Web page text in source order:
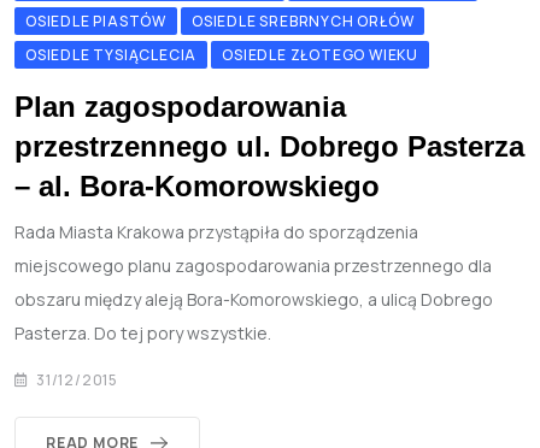
OSIEDLE PIASTÓW
OSIEDLE SREBRNYCH ORŁÓW
OSIEDLE TYSIĄCLECIA
OSIEDLE ZŁOTEGO WIEKU
Plan zagospodarowania
przestrzennego ul. Dobrego Pasterza
– al. Bora-Komorowskiego
Rada Miasta Krakowa przystąpiła do sporządzenia
miejscowego planu zagospodarowania przestrzennego dla
obszaru między aleją Bora-Komorowskiego, a ulicą Dobrego
Pasterza. Do tej pory wszystkie.
31/12/2015
READ MORE